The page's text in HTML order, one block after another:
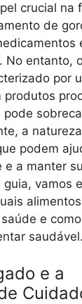
crucial na
de
No entanto,
por
produtos
a
podem
a manter
vamos
e
saudável.
e a